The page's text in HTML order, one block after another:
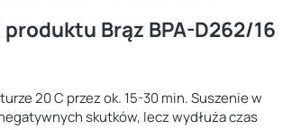
Brąz BPA-D262/16
20 C przez ok. 15-30 min. Suszenie w
skutków, lecz wydłuża czas